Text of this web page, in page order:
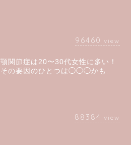
96460 view
顎関節症は20〜30代女性に多い！
その要因のひとつは◯◯◯かも…
88384 view